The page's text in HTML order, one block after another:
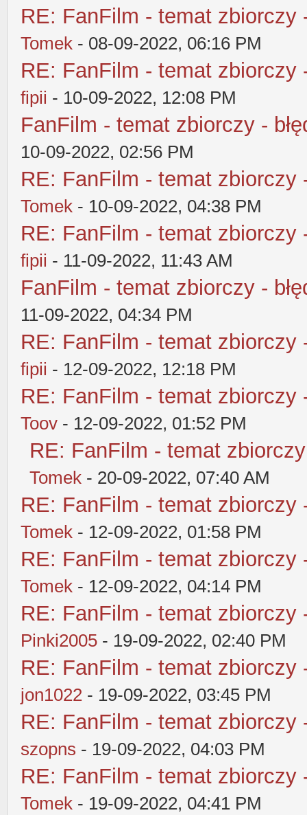
RE: FanFilm - temat zbiorczy
Tomek - 08-09-2022, 06:16 PM
RE: FanFilm - temat zbiorczy
fipii - 10-09-2022, 12:08 PM
FanFilm - temat zbiorczy -
10-09-2022, 02:56 PM
RE: FanFilm - temat zbiorczy
Tomek - 10-09-2022, 04:38 PM
RE: FanFilm - temat zbiorczy
fipii - 11-09-2022, 11:43 AM
FanFilm - temat zbiorczy -
11-09-2022, 04:34 PM
RE: FanFilm - temat zbiorczy
fipii - 12-09-2022, 12:18 PM
RE: FanFilm - temat zbiorczy
Toov - 12-09-2022, 01:52 PM
RE: FanFilm - temat
Tomek - 20-09-2022, 07:40 AM
RE: FanFilm - temat zbiorczy
Tomek - 12-09-2022, 01:58 PM
RE: FanFilm - temat zbiorczy
Tomek - 12-09-2022, 04:14 PM
RE: FanFilm - temat zbiorczy
Pinki2005 - 19-09-2022, 02:40 PM
RE: FanFilm - temat zbiorczy
jon1022 - 19-09-2022, 03:45 PM
RE: FanFilm - temat zbiorczy
szopns - 19-09-2022, 04:03 PM
RE: FanFilm - temat zbiorczy
Tomek - 19-09-2022, 04:41 PM